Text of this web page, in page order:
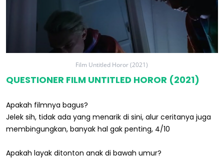
Film Untitled Horor (2021)
QUESTIONER FILM UNTITLED HOROR (2021)
Apakah filmnya bagus?
Jelek sih, tidak ada yang menarik di sini, alur ceritanya juga
membingungkan, banyak hal gak penting, 4/10
Apakah layak ditonton anak di bawah umur?